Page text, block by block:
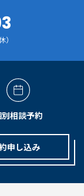
相談予約
申し込み